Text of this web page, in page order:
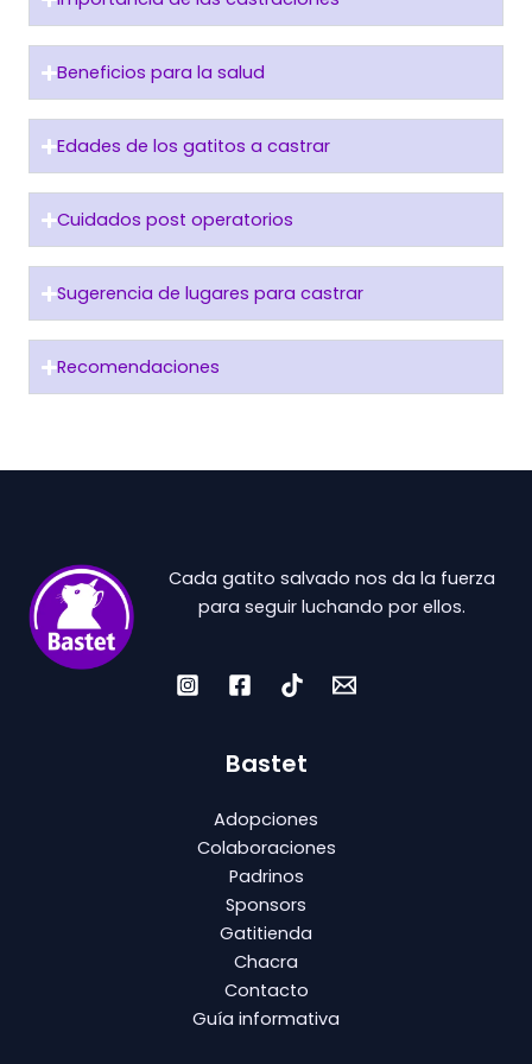
Beneficios para la salud
Edades de los gatitos a castrar
Cuidados post operatorios
Sugerencia de lugares para castrar
Recomendaciones
Cada gatito salvado nos da la fuerza
para seguir luchando por ellos.
Bastet
Adopciones
Colaboraciones
Padrinos
Sponsors
Gatitienda
Chacra
Contacto
Guía informativa